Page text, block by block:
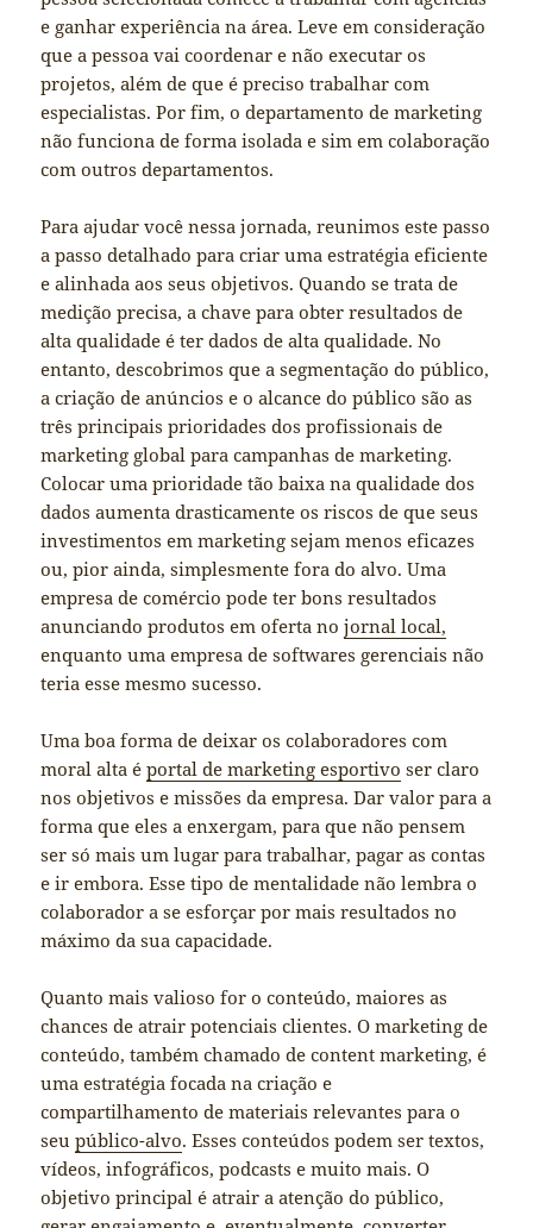
e ganhar experiência na área. Leve em consideração
que a pessoa vai coordenar e não executar os
projetos, além de que é preciso trabalhar com
especialistas. Por fim, o departamento de marketing
não funciona de forma isolada e sim em colaboração
com outros departamentos.
Para ajudar você nessa jornada, reunimos este passo
a passo detalhado para criar uma estratégia eficiente
e alinhada aos seus objetivos. Quando se trata de
medição precisa, a chave para obter resultados de
alta qualidade é ter dados de alta qualidade. No
entanto, descobrimos que a segmentação do público,
a criação de anúncios e o alcance do público são as
três principais prioridades dos profissionais de
marketing global para campanhas de marketing.
Colocar uma prioridade tão baixa na qualidade dos
dados aumenta drasticamente os riscos de que seus
investimentos em marketing sejam menos eficazes
ou, pior ainda, simplesmente fora do alvo. Uma
empresa de comércio pode ter bons resultados
anunciando produtos em oferta nojornal local,
enquanto uma empresa de softwares gerenciais não
teria esse mesmo sucesso.
Uma boa forma de deixar os colaboradores com
moral alta éportal de marketing esportivo ser claro
nos objetivos e missões da empresa. Dar valor para a
forma que eles a enxergam, para que não pensem
ser só mais um lugar para trabalhar, pagar as contas
e ir embora. Esse tipo de mentalidade não lembra o
colaborador a se esforçar por mais resultados no
máximo da sua capacidade.
Quanto mais valioso for o conteúdo, maiores as
chances de atrair potenciais clientes. O marketing de
conteúdo, também chamado de content marketing, é
uma estratégia focada na criação e
compartilhamento de materiais relevantes para o
seupúblico-alvo. Esses conteúdos podem ser textos,
vídeos, infográficos, podcasts e muito mais. O
objetivo principal é atrair a atenção do público,